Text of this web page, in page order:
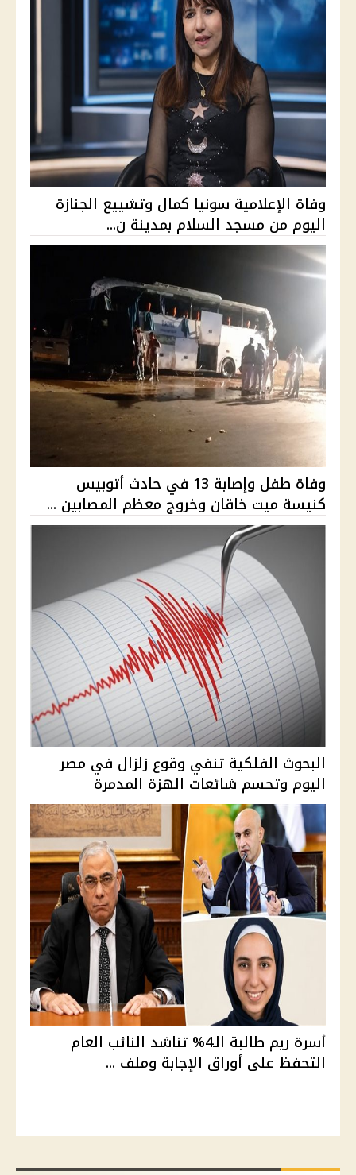
وفاة الإعلامية سونيا كمال وتشييع الجنازة
اليوم من مسجد السلام بمدينة ن...
وفاة طفل وإصابة 13 في حادث أتوبيس
كنيسة ميت خاقان وخروج معظم المصابين ...
البحوث الفلكية تنفي وقوع زلزال في مصر
اليوم وتحسم شائعات الهزة المدمرة
أسرة ريم طالبة الـ4% تناشد النائب العام
التحفظ على أوراق الإجابة وملف ...